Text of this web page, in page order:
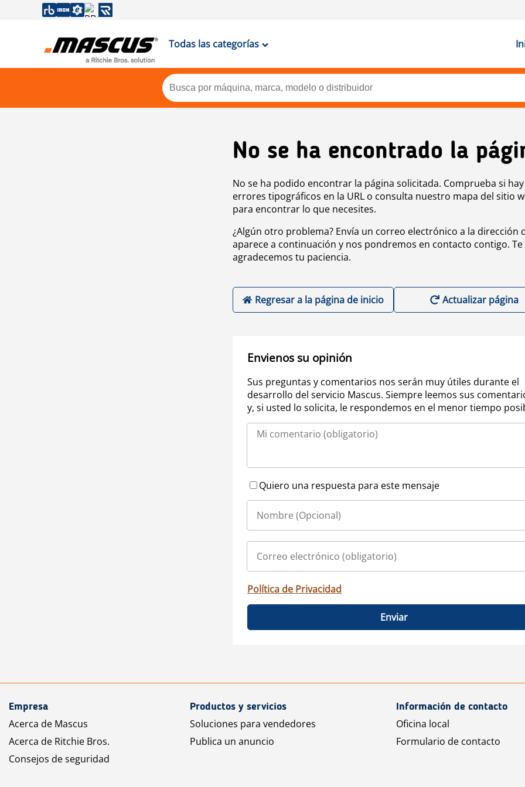
Todas las categorías
No se ha encontrado la
No se ha podido encontrar la página solicitada. Comprueba si hay
errores tipográficos en la URL o consulta nuestro mapa del sitio
para encontrar lo que necesites.
¿Algún otro problema? Envía un correo electrónico a la dirección
aparece a continuación y nos pondremos en contacto contigo. Te
agradecemos tu paciencia.
Regresar a la página de inicio Actualizar página
Envienos su opinión
Sus preguntas y comentarios nos serán muy útiles durante el
desarrollo del servicio Mascus. Siempre leemos sus
y, si usted lo solicita, le respondemos en el menor tiempo
Quiero una respuesta para este mensaje
Política de Privacidad
Enviar
Empresa
Acerca de Mascus
Acerca de Ritchie Bros.
Consejos de seguridad
Productos y servicios
Soluciones para vendedores
Publica un anuncio
Información de contacto
Oficina local
Formulario de contacto